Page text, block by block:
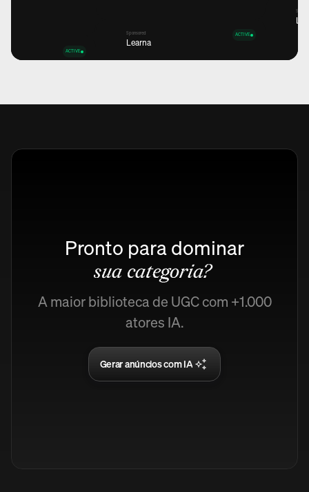
ACTIVE
Sponsored
Learna
ACTIVE
12,6K 12,6K
Pronto para dominar
sua categoria?
A maior biblioteca de UGC com +1.000
atores IA.
Gerar anúncios com IA